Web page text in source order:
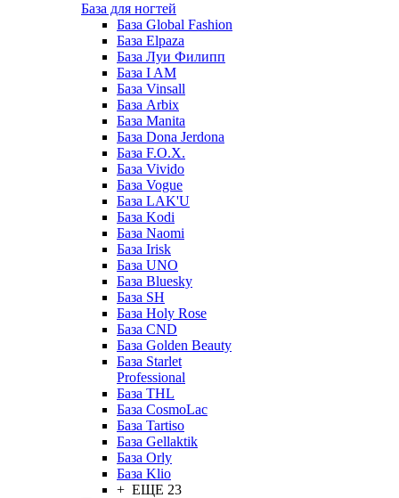
База для ногтей
База Global Fashion
База Elpaza
База Луи Филипп
База I AM
База Vinsall
База Arbix
База Manita
База Dona Jerdona
База F.O.X.
База Vivido
База Vogue
База LAK'U
База Kodi
База Naomi
База Irisk
База UNO
База Bluesky
База SH
База Holy Rose
База CND
База Golden Beauty
База Starlet
Professional
База THL
База CosmoLac
База Tartiso
База Gellaktik
База Orly
База Klio
+ ЕЩЕ 23